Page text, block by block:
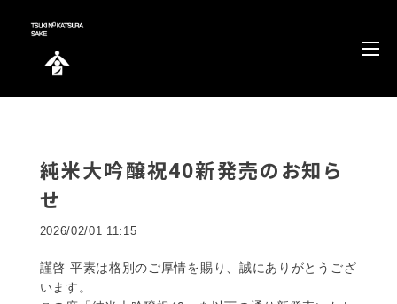
純米大吟醸祝40新発売のお知ら
せ
2026/02/01 11:15
謹啓 平素は格別のご厚情を賜り、誠にありがとうござ
います。